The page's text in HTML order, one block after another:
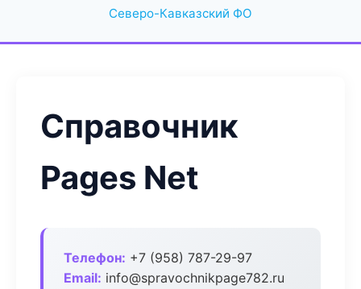
Северо-Кавказский ФО
Справочник
Pages Net
Телефон: +7 (958) 787-29-97
Email: info@spravochnikpage782.ru